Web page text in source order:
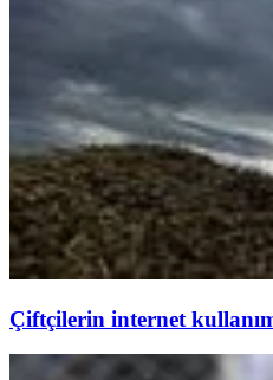
Çiftçilerin internet